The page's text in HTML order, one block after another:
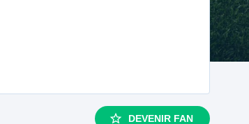
DEVENIR FAN